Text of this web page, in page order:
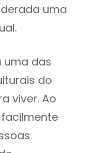
uma
uma das
do
viver. Ao